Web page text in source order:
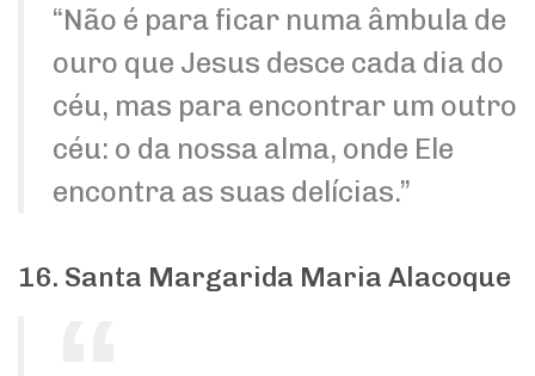
“Não é para ficar numa âmbula de
ouro que Jesus desce cada dia do
céu, mas para encontrar um outro
céu: o da nossa alma, onde Ele
encontra as suas delícias.”
16. Santa Margarida Maria Alacoque